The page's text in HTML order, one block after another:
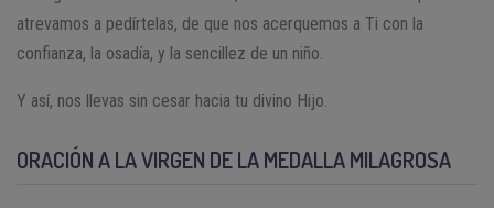
atrevamos a pedírtelas, de que nos acerquemos a Ti con la
confianza, la osadía, y la sencillez de un niño.
Y así, nos llevas sin cesar hacia tu divino Hijo.
ORACIÓN A LA VIRGEN DE LA MEDALLA MILAGROSA